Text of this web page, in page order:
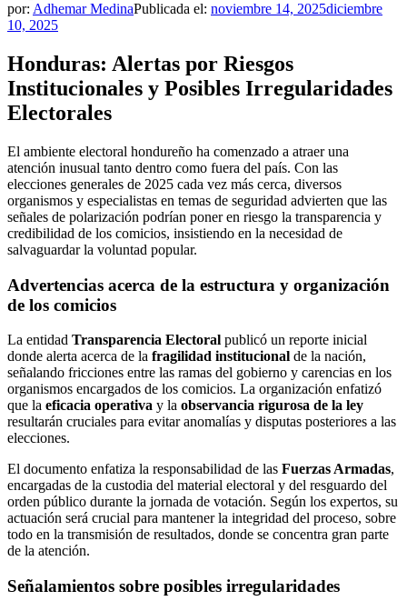
por: Adhemar MedinaPublicada el: noviembre 14, 2025diciembre
10, 2025
Honduras: Alertas por Riesgos
Institucionales y Posibles Irregularidades
Electorales
El ambiente electoral hondureño ha comenzado a atraer una
atención inusual tanto dentro como fuera del país. Con las
elecciones generales de 2025 cada vez más cerca, diversos
organismos y especialistas en temas de seguridad advierten que las
señales de polarización podrían poner en riesgo la transparencia y
credibilidad de los comicios, insistiendo en la necesidad de
salvaguardar la voluntad popular.
Advertencias acerca de la estructura y organización
de los comicios
La entidad Transparencia Electoral publicó un reporte inicial
donde alerta acerca de la fragilidad institucional de la nación,
señalando fricciones entre las ramas del gobierno y carencias en los
organismos encargados de los comicios. La organización enfatizó
que la eficacia operativa y la observancia rigurosa de la ley
resultarán cruciales para evitar anomalías y disputas posteriores a las
elecciones.
El documento enfatiza la responsabilidad de las Fuerzas Armadas,
encargadas de la custodia del material electoral y del resguardo del
orden público durante la jornada de votación. Según los expertos, su
actuación será crucial para mantener la integridad del proceso, sobre
todo en la transmisión de resultados, donde se concentra gran parte
de la atención.
Señalamientos sobre posibles irregularidades